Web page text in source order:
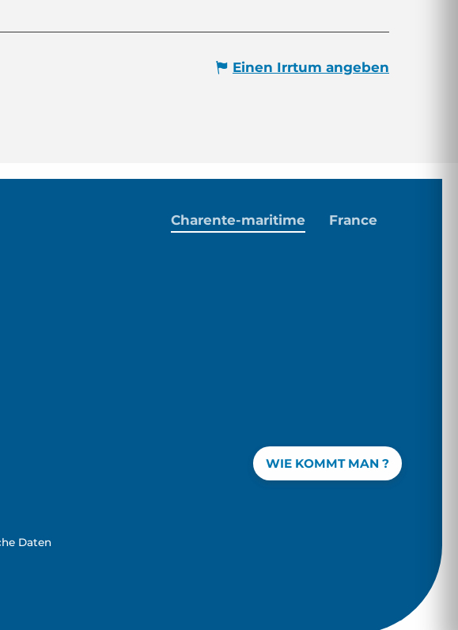
Einen Irrtum angeben
WIE KOMMT MAN ?
Charente-maritime France
Daten